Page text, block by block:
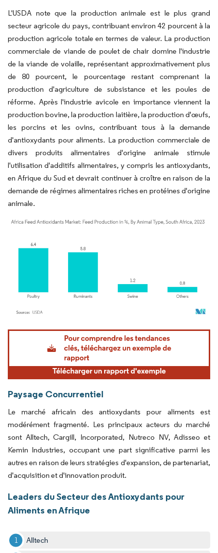
L'USDA note que la production animale est le plus grand
secteur agricole du pays, contribuant environ 42 pourcent à la
production agricole totale en termes de valeur. La production
commerciale de viande de poulet de chair domine l'industrie
de la viande de volaille, représentant approximativement plus
de 80 pourcent, le pourcentage restant comprenant la
production d'agriculture de subsistance et les poules de
réforme. Après l'industrie avicole en importance viennent la
production bovine, la production laitière, la production d'œufs,
les porcins et les ovins, contribuant tous à la demande
d'antioxydants pour aliments. La production commerciale de
divers produits alimentaires d'origine animale stimule
l'utilisation d'additifs alimentaires, y compris les antioxydants,
en Afrique du Sud et devrait continuer à croître en raison de la
demande de régimes alimentaires riches en protéines d'origine
animale.
Image © Mordor Intelligence. La réutilisation nécessite une attribution sous CC BY
Paysage Concurrentiel
Le marché africain des antioxydants pour aliments est
modérément fragmenté. Les principaux acteurs du marché
sont Alltech, Cargill, Incorporated, Nutreco NV, Adisseo et
Kemin Industries, occupant une part significative parmi les
autres en raison de leurs stratégies d'expansion, de partenariat,
d'acquisition et d'innovation produit.
Leaders du Secteur des Antioxydants pour
Aliments en Afrique
Alltech